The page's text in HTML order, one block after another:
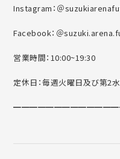
Instagram：＠
Facebook：＠
営業時間：10:00~19:30
定休日：毎週火曜日及び第2